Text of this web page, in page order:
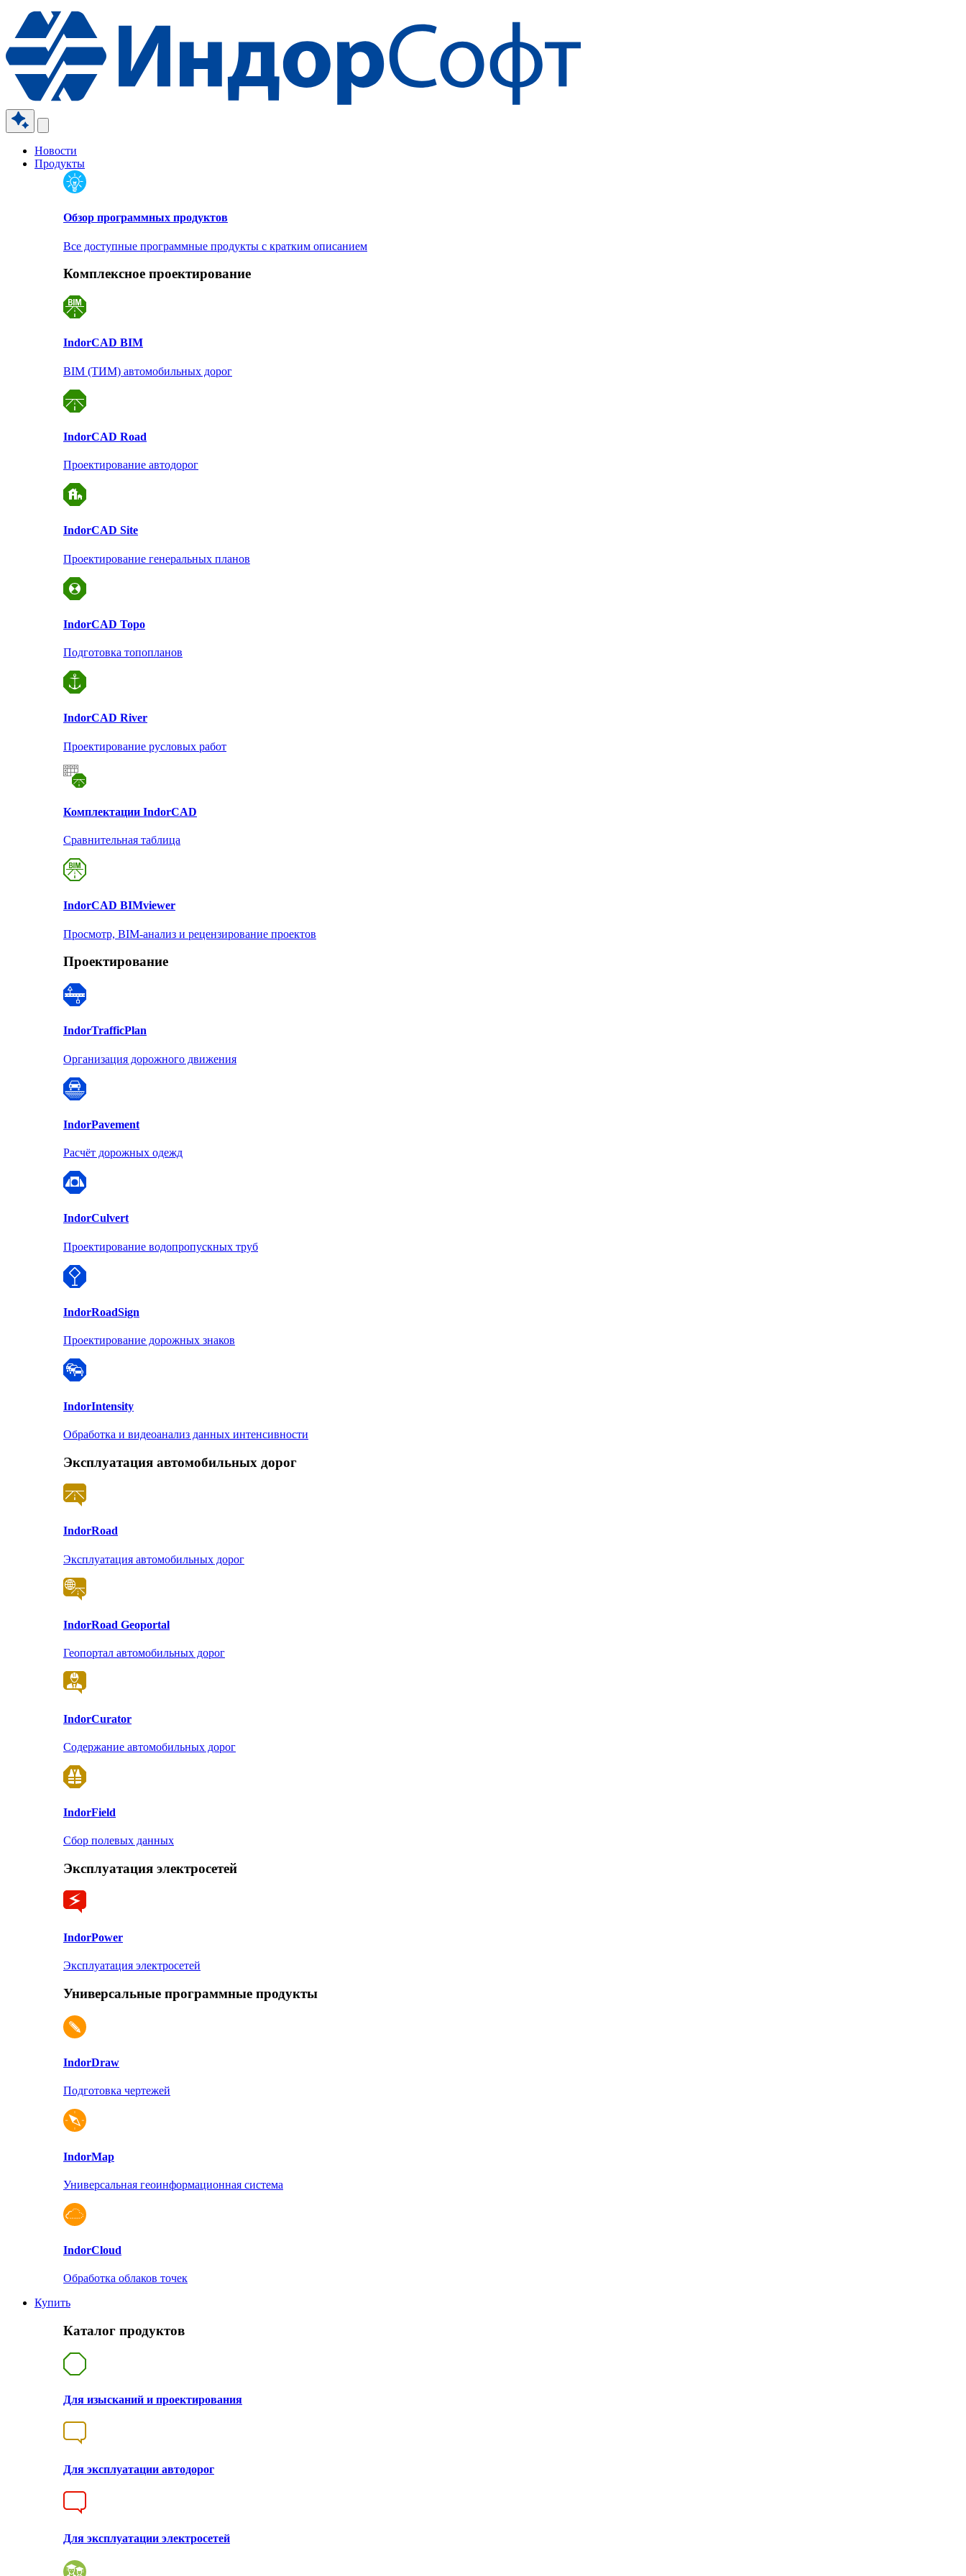
Новости
Продукты
Обзор программных продуктов
Все доступные программные продукты с кратким описанием
Комплексное проектирование
IndorCAD BIM
BIM (ТИМ) автомобильных дорог
IndorCAD Road
Проектирование автодорог
IndorCAD Site
Проектирование генеральных планов
IndorCAD Topo
Подготовка топопланов
IndorCAD River
Проектирование русловых работ
Комплектации IndorCAD
Сравнительная таблица
IndorCAD BIMviewer
Просмотр, BIM-анализ и рецензирование проектов
Проектирование
IndorTrafficPlan
Организация дорожного движения
IndorPavement
Расчёт дорожных одежд
IndorCulvert
Проектирование водопропускных труб
IndorRoadSign
Проектирование дорожных знаков
IndorIntensity
Обработка и видеоанализ данных интенсивности
Эксплуатация автомобильных дорог
IndorRoad
Эксплуатация автомобильных дорог
IndorRoad Geoportal
Геопортал автомобильных дорог
IndorCurator
Содержание автомобильных дорог
IndorField
Сбор полевых данных
Эксплуатация электросетей
IndorPower
Эксплуатация электросетей
Универсальные программные продукты
IndorDraw
Подготовка чертежей
IndorMap
Универсальная геоинформационная система
IndorCloud
Обработка облаков точек
Купить
Каталог продуктов
Для изысканий и проектирования
Для эксплуатации автодорог
Для эксплуатации электросетей